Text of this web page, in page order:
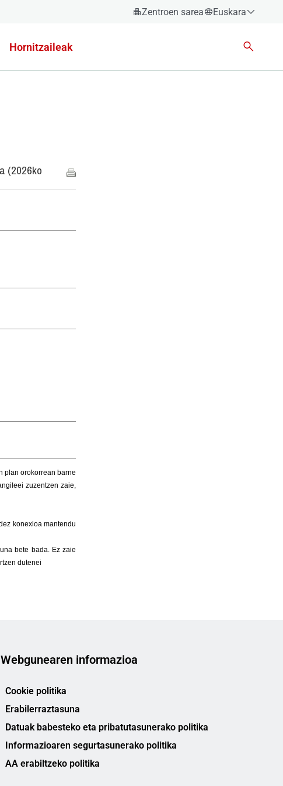
Zentroen sarea
Euskara
Hornitzaileak
Webgunearen informazioa
Cookie politika
Erabilerraztasuna
Datuak babesteko eta pribatutasunerako politika
Informazioaren segurtasunerako politika
AA erabiltzeko politika